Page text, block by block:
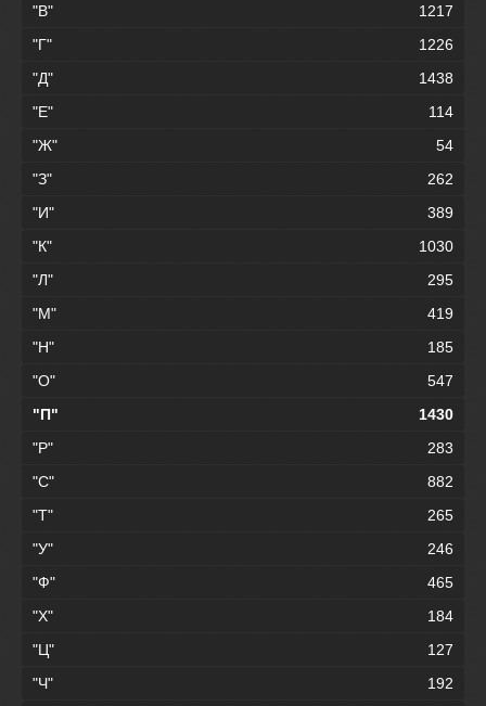
"В"
1217
"Г"
1226
"Д"
1438
"Е"
114
"Ж"
54
"З"
262
"И"
389
"К"
1030
"Л"
295
"М"
419
"Н"
185
"О"
547
"П"
1430
"Р"
283
"С"
882
"Т"
265
"У"
246
"Ф"
465
"Х"
184
"Ц"
127
"Ч"
192